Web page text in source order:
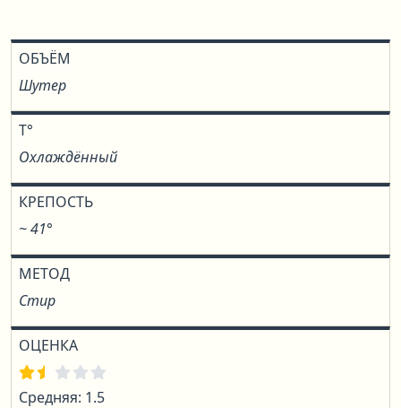
ОБЪЁМ
Шутер
T°
Охлаждённый
КРЕПОСТЬ
~ 41°
МЕТОД
Стир
ОЦЕНКА
Средняя: 1.5